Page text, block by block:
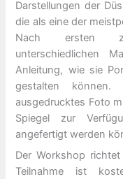
Darstellungen der
die als eine der
Nach ersten
unterschiedlichen
Anleitung, wie sie
gestalten
ausgedrucktes Foto
Spiegel zur
angefertigt werden
Der Workshop
Teilnahme ist